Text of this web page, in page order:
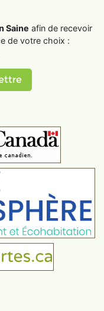
Saine afin de recevoir
de votre choix :